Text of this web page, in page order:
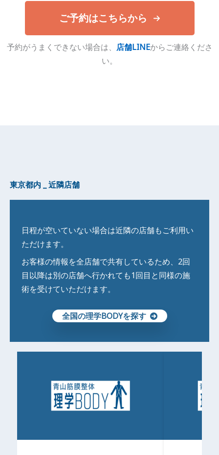
ご予約はこちらから
予約がうまくできない場合は、 店舗LINEからご連絡くださ
い。
東京都内 _ 近隣店舗
日程が空いていない場合は近隣の店舗もご利用い
ただけます。
お客様の情報を全店舗で共有しているため、2回
目以降は別の店舗へ行かれても1回目と同様の施
術を受けていただけます。
全国の理学BODYを探す